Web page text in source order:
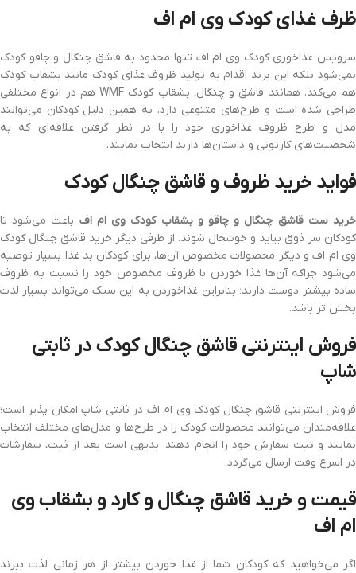
ظرف غذای کودک وی ام اف
سرویس غذاخوری کودک وی ام اف تنها محدود به قاشق چنگال و چاقو کودک
نمی‌شود بلکه این برند اقدام به تولید ظروف غذای کودک مانند بشقاب کودک
هم می‌کند. همانند قاشق و چنگال، بشقاب کودک WMF هم در انواع مختلفی
طراحی شده است و طرح‌های متنوعی دارد. به همین دلیل کودکان می‌توانند
مدل و طرح ظروف غذاخوری خود را با در نظر گرفتن علاقه‌ای که به
شخصیت‌های کارتونی و داستان‌ها دارند انتخاب نمایند.
فواید خرید ظروف و قاشق چنگال کودک
خرید ست قاشق چنگال و چاقو و بشقاب کودک وی ام اف باعث می‌شود تا
کودکان سر ذوق بیاید و خوشحال شوند. از طرفی دیگر خرید قاشق چنگال کودک
وی ام اف و دیگر محصولات مخصوص آن‌ها، برای کودکان بد غذا بسیار توصیه
می‌شود چراکه آن‌ها غذا خوردن با ظروف مخصوص خود را نسبت به ظروف
ساده بیشتر دوست دارند؛ بنابراین غذاخوردن به این سبک می‌تواند بسیار لذت
بخش تر باشد.
فروش اینترنتی قاشق چنگال کودک در ثابتی
شاپ
فروش اینترنتی قاشق چنگال کودک وی ام اف در ثابتی شاپ امکان پذیر است؛
علاقه‌مندان می‌توانند محصولات کودک را در طرح‌ها و مدل‌های مختلف انتخاب
نمایند و ثبت سفارش خود را انجام دهند. بدیهی است بعد از ثبت، سفارشات
در اسرع وقت ارسال می‌گردد.
قیمت و خرید قاشق چنگال و کارد و بشقاب وی
ام اف
اگر می‌خواهید که کودکان شما از غذا خوردن بیشتر از هر زمانی لذت ببرند